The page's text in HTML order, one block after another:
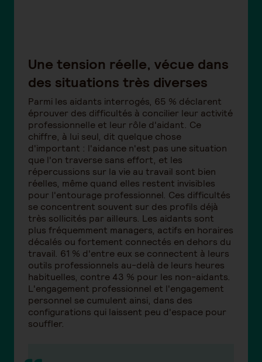
Une tension réelle, vécue dans
des situations très diverses
Parmi les aidants interrogés, 65 % déclarent
éprouver des difficultés à concilier leur activité
professionnelle et leur rôle d'aidant. Ce
chiffre, à lui seul, dit quelque chose
d'important : l'aidance n'est pas une situation
que l'on traverse sans effort, et les
répercussions sur la vie au travail sont bien
réelles, même quand elles restent invisibles
pour l'entourage professionnel. Ces difficultés
se concentrent souvent sur des profils déjà
très sollicités par ailleurs. Les aidants sont
plus fréquemment managers, actifs en horaires
décalés ou fortement connectés en dehors du
travail. 61 % d'entre eux se connectent à leurs
outils professionnels au-delà de leurs heures
habituelles, contre 43 % pour les non-aidants.
L'engagement professionnel et l'engagement
personnel se cumulent ainsi, dans des
configurations qui laissent peu d'espace pour
souffler.